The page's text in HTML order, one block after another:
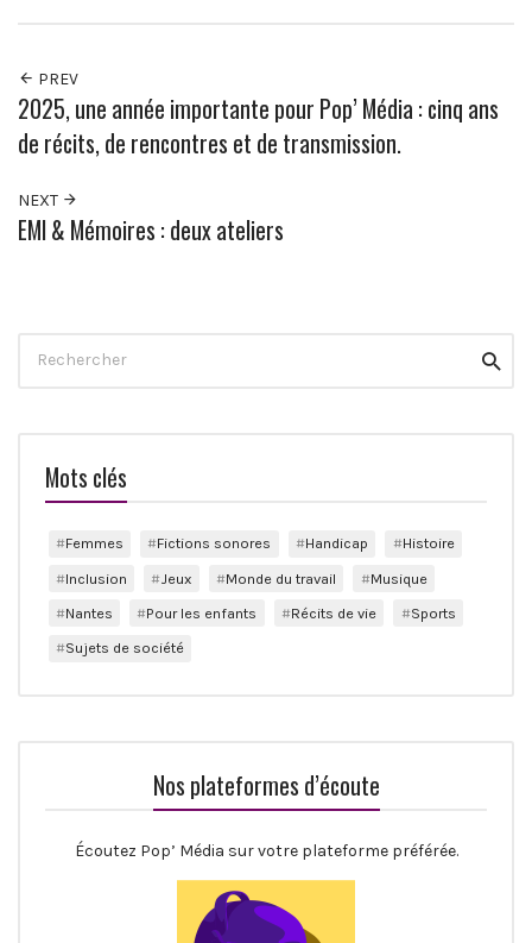
PREV
2025, une année importante pour Pop’ Média : cinq ans
de récits, de rencontres et de transmission.
NEXT
EMI & Mémoires : deux ateliers
for:
Mots clés
Femmes Fictions sonores Handicap
Histoire
Inclusion
Jeux Monde du travail
Musique
Nantes
Pour les enfants Récits de vie
Sports
Sujets de société
Nos plateformes d’écoute
Écoutez Pop’ Média sur votre plateforme préférée.